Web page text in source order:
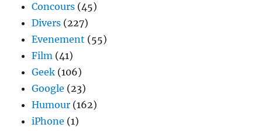
Concours (45)
Divers (227)
Evenement (55)
Film (41)
Geek (106)
Google (23)
Humour (162)
iPhone (1)